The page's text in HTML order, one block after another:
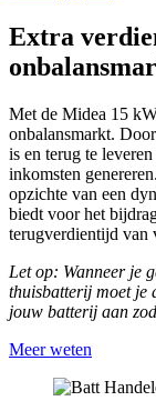
Extra
Met de Midea 15
onbalansmarkt.
is en terug te
inkomsten
opzichte van een
biedt voor het
terugverdientijd van
Let op: Wanneer je
thuisbatterij moet je
jouw batterij aan
Meer weten